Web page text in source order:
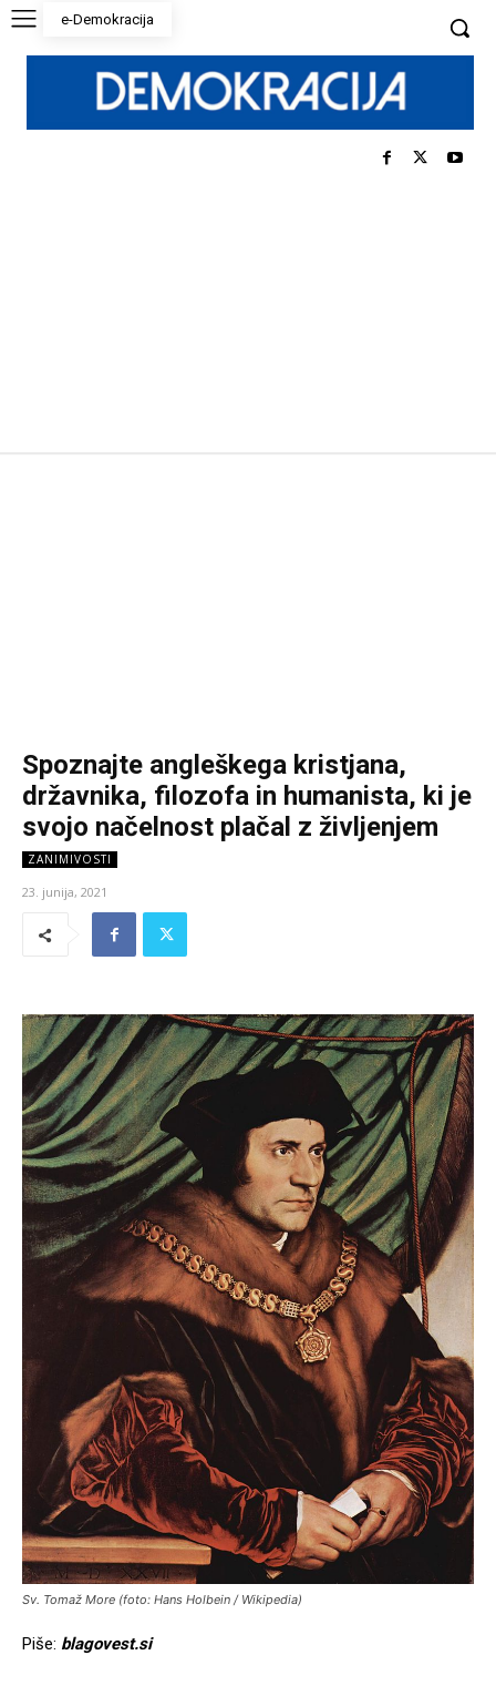
e-Demokracija
Spoznajte angleškega kristjana,
državnika, filozofa in humanista, ki je
svojo načelnost plačal z življenjem
ZANIMIVOSTI
23. junija, 2021
Sv. Tomaž More (foto: Hans Holbein / Wikipedia)
Piše: blagovest.si